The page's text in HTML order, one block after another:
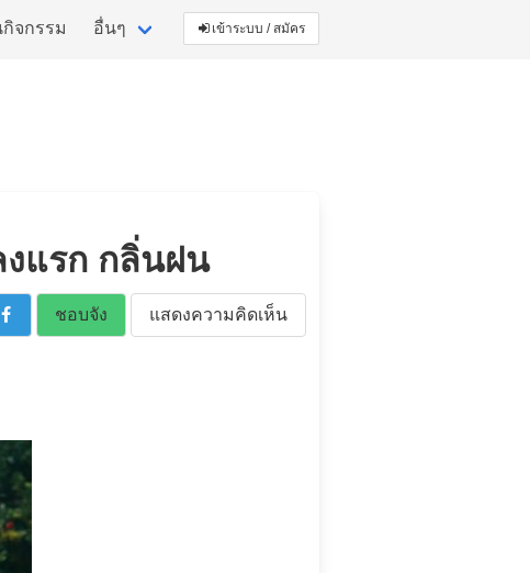
จกรรม อื่นๆ เข้าระบบ / สมัคร
งแรก กลิ่นฝน
ชอบจัง แสดงความคิดเห็น